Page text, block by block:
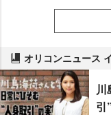
オリコンニュース
川
引